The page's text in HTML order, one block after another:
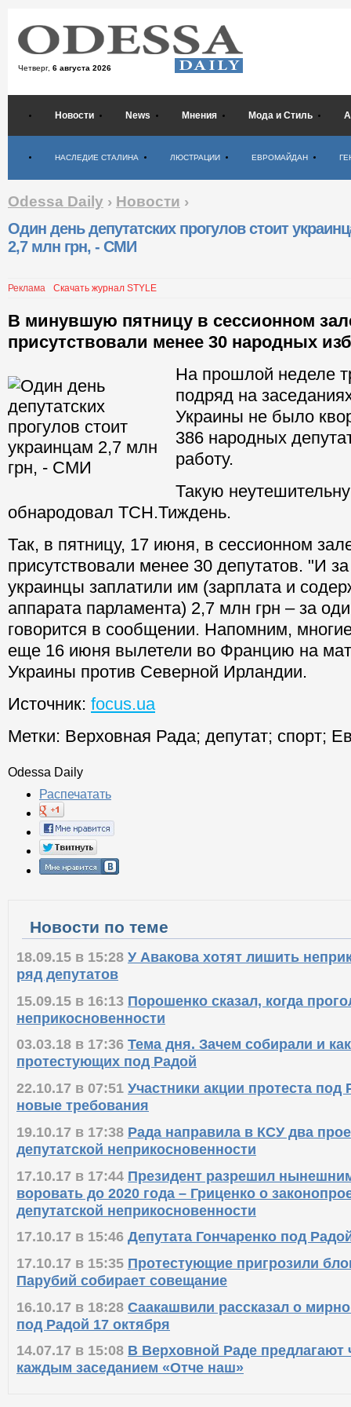
Четверг, 6 августа 2026
Новости News Мнения Мода и Стиль
НАСЛЕДИЕ СТАЛИНА ЛЮСТРАЦИИ ЕВРОМАЙДАН
Odessa Daily › Новости ›
Один день депутатских прогулов стоит
2,7 млн грн, - СМИ
Реклама Скачать журнал STYLE
В минувшую пятницу в сессионном
присутствовали менее 30 народных
На прошлой неделе
подряд на
Украины не было
386 народных
работу.
Такую
обнародовал ТСН.Тиждень.
Так, в пятницу, 17 июня, в сессионном
присутствовали менее 30 депутатов. "И
украинцы заплатили им (зарплата и
аппарата парламента) 2,7 млн грн – за
говорится в сообщении. Напомним,
еще 16 июня вылетели во Францию на
Украины против Северной Ирландии.
Источник: focus.ua
Метки: Верховная Рада; депутат; спорт;
Odessa Daily
Распечатать
Новости по теме
18.09.15 в 15:28 У Авакова хотят лишить
ряд депутатов
15.09.15 в 16:13 Порошенко сказал, когда
неприкосновенности
03.03.18 в 17:36 Тема дня. Зачем собирали и
протестующих под Радой
22.10.17 в 07:51 Участники акции протеста
новые требования
19.10.17 в 17:38 Рада направила в КСУ два
депутатской неприкосновенности
17.10.17 в 17:44 Президент разрешил
воровать до 2020 года – Гриценко о
депутатской неприкосновенности
17.10.17 в 15:46 Депутата Гончаренко под
17.10.17 в 15:35 Протестующие пригрозили
Парубий собирает совещание
16.10.17 в 18:28 Саакашвили рассказал о
под Радой 17 октября
14.07.17 в 15:08 В Верховной Раде предлагают
каждым заседанием «Отче наш»